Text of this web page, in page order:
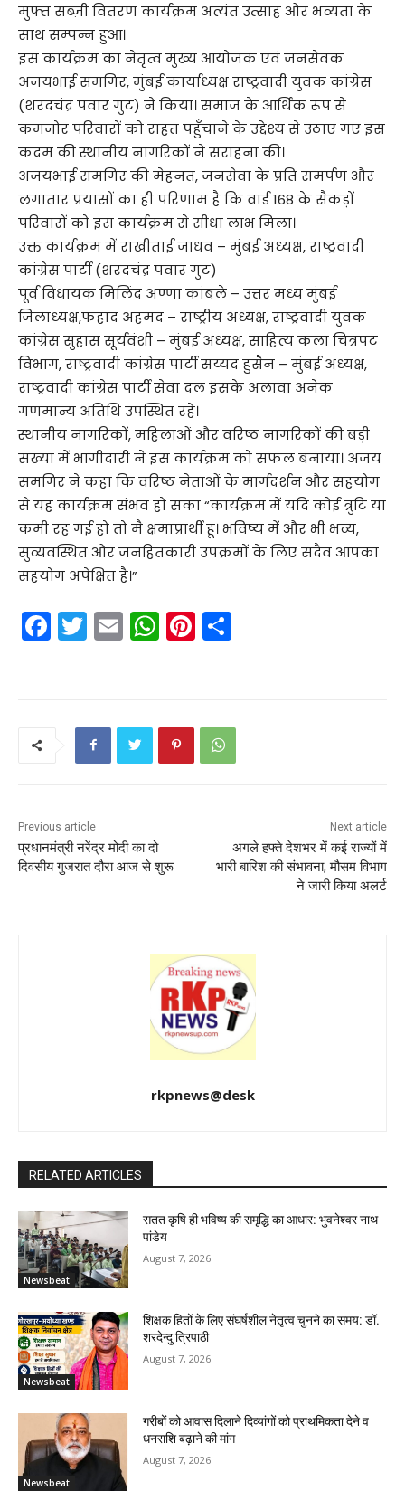
मुफ्त सब्ज़ी वितरण कार्यक्रम अत्यंत उत्साह और भव्यता के
साथ सम्पन्न हुआ।
इस कार्यक्रम का नेतृत्व मुख्य आयोजक एवं जनसेवक
अजयभाई समगिर, मुंबई कार्याध्यक्ष राष्ट्रवादी युवक कांग्रेस
(शरदचंद्र पवार गुट) ने किया। समाज के आर्थिक रूप से
कमजोर परिवारों को राहत पहुँचाने के उद्देश्य से उठाए गए इस
कदम की स्थानीय नागरिकों ने सराहना की।
अजयभाई समगिर की मेहनत, जनसेवा के प्रति समर्पण और
लगातार प्रयासों का ही परिणाम है कि वार्ड 168 के सैकड़ों
परिवारों को इस कार्यक्रम से सीधा लाभ मिला।
उक्त कार्यक्रम में राखीताई जाधव – मुंबई अध्यक्ष, राष्ट्रवादी
कांग्रेस पार्टी (शरदचंद्र पवार गुट)
पूर्व विधायक मिलिंद अण्णा कांबले – उत्तर मध्य मुंबई
जिलाध्यक्ष,फहाद अहमद – राष्ट्रीय अध्यक्ष, राष्ट्रवादी युवक
कांग्रेस सुहास सूर्यवंशी – मुंबई अध्यक्ष, साहित्य कला चित्रपट
विभाग, राष्ट्रवादी कांग्रेस पार्टी सय्यद हुसैन – मुंबई अध्यक्ष,
राष्ट्रवादी कांग्रेस पार्टी सेवा दल इसके अलावा अनेक
गणमान्य अतिथि उपस्थित रहे।
स्थानीय नागरिकों, महिलाओं और वरिष्ठ नागरिकों की बड़ी
संख्या में भागीदारी ने इस कार्यक्रम को सफल बनाया। अजय
समगिर ने कहा कि वरिष्ठ नेताओं के मार्गदर्शन और सहयोग
से यह कार्यक्रम संभव हो सका “कार्यक्रम में यदि कोई त्रुटि या
कमी रह गई हो तो मै क्षमाप्रार्थी हू। भविष्य में और भी भव्य,
सुव्यवस्थित और जनहितकारी उपक्रमों के लिए सदैव आपका
सहयोग अपेक्षित है।”
F
a
k
T
w
E
m
W
h
A
p
Pi
nt
st
Previous article
प्रधानमंत्री नरेंद्र मोदी का दो
दिवसीय गुजरात दौरा आज से शुरू
Next article
अगले हफ्ते देशभर में कई राज्यों में
भारी बारिश की संभावना, मौसम विभाग
ने जारी किया अलर्ट
rkpnews@desk
RELATED ARTICLES
Newsbeat
सतत कृषि ही भविष्य की समृद्धि का आधार: भुवनेश्वर नाथ
पांडेय
August 7, 2026
Newsbeat
शिक्षक हितों के लिए संघर्षशील नेतृत्व चुनने का समय: डॉ.
शरदेन्दु त्रिपाठी
August 7, 2026
Newsbeat
गरीबों को आवास दिलाने दिव्यांगों को प्राथमिकता देने व
धनराशि बढ़ाने की मांग
August 7, 2026